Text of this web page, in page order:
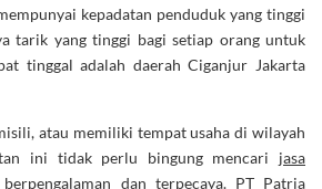
kepadatan penduduk yang tinggi
tarik yang tinggi bagi setiap orang untuk
tinggal adalah daerah Ciganjur Jakarta
atau memiliki tempat usaha di wilayah
ini tidak perlu bingung mencari jasa
berpengalaman dan terpecaya. PT Patria